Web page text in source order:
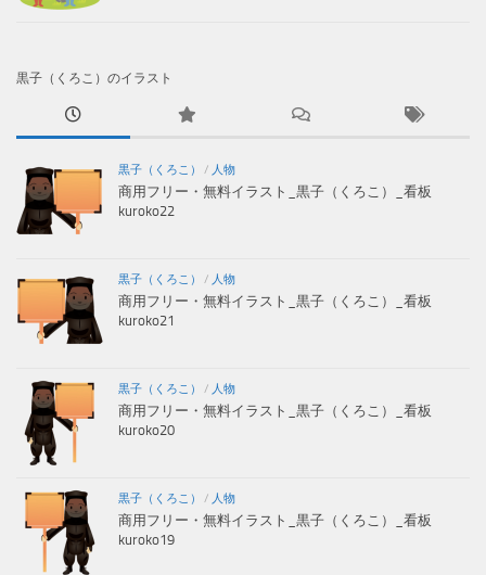
黒子（くろこ）のイラスト
黒子（くろこ） / 人物
商用フリー・無料イラスト_黒子（くろこ）_看板
kuroko22
黒子（くろこ） / 人物
商用フリー・無料イラスト_黒子（くろこ）_看板
kuroko21
黒子（くろこ） / 人物
商用フリー・無料イラスト_黒子（くろこ）_看板
kuroko20
黒子（くろこ） / 人物
商用フリー・無料イラスト_黒子（くろこ）_看板
kuroko19